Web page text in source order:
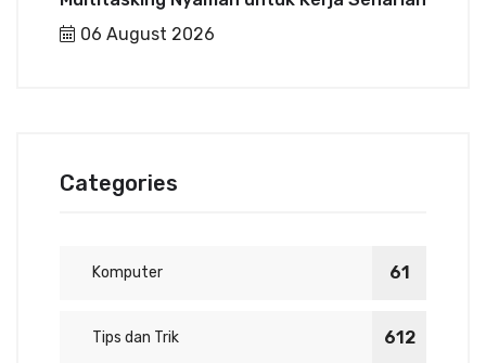
06 August 2026
Categories
Komputer 61
Tips dan Trik 612